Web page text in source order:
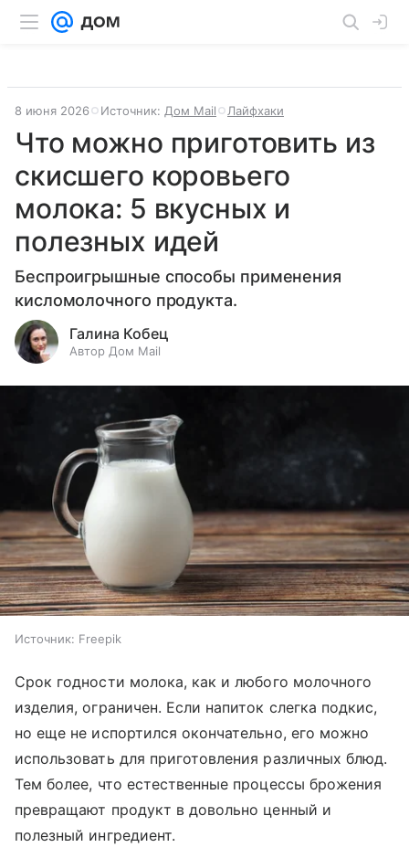
8 июня 2026 Источник: Дом Mail Лайфхаки
Что можно приготовить из
скисшего коровьего
молока: 5 вкусных и
полезных идей
Беспроигрышные способы применения
кисломолочного продукта.
Галина Кобец
Автор Дом Mail
Источник: Freepik
Срок годности молока, как и любого молочного
изделия, ограничен. Если напиток слегка подкис,
но еще не испортился окончательно, его можно
использовать для приготовления различных блюд.
Тем более, что естественные процессы брожения
превращают продукт в довольно ценный и
полезный ингредиент.